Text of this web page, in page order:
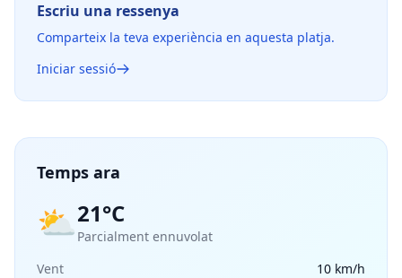
Escriu una ressenya
Comparteix la teva experiència en aquesta platja.
Iniciar sessió
Temps ara
⛅21°C
Parcialment ennuvolat
Vent
10 km/h